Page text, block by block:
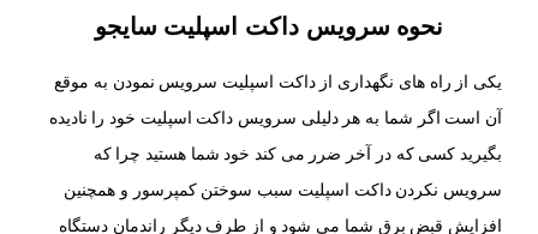
نحوه سرویس داکت اسپلیت سایجو
یکی از راه های نگهداری از داکت اسپلیت سرویس نمودن به موقع
آن است اگر شما به هر دلیلی سرویس داکت اسپلیت خود را نادیده
بگیرید کسی که در آخر ضرر می کند خود شما هستید چرا که
سرویس نکردن داکت اسپلیت سبب سوختن کمپرسور و همچنین
افزایش قبض برق شما می شود و از طرف دیگر راندمان دستگاه